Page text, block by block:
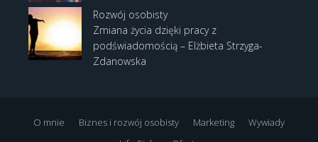
Rozwój osobisty
Zmiana życia dzięki pracy z
podświadomością – Elżbieta Strzyga-
Zdanowska
O mnie Biznes i rozwój osobisty Marketing
Wywiady